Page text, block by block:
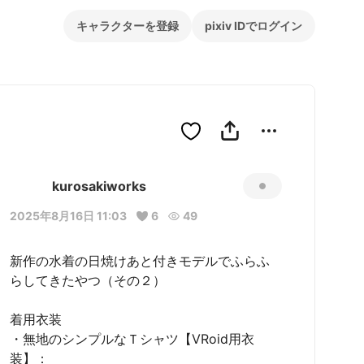
キャラクターを登録 pixiv IDでログイン
kurosakiworks
2025年8月16日 11:03 6 49
新作の水着の日焼けあと付きモデルでふらふ
らしてきたやつ（その２）
着用衣装
・無地のシンプルなＴシャツ【VRoid用衣